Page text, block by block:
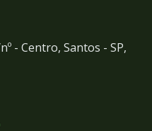
- Centro, Santos - SP,